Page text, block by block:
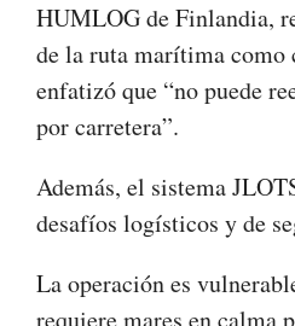
HUMLOG de Finlandia,
de la ruta marítima como
enfatizó que “no puede
por carretera”.
Además, el sistema
desafíos logísticos y de
La operación es